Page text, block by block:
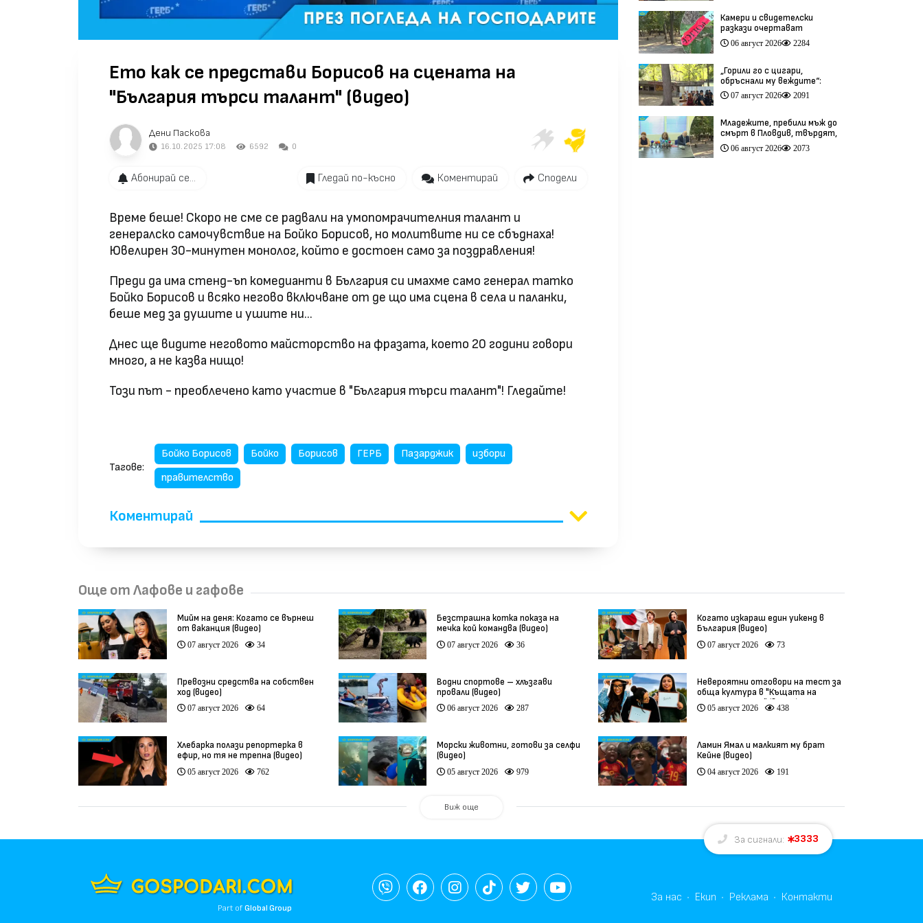
Ето как се представи Борисов на сцената на
"България търси талант" (видео)
Дени Паскова
16.10.2025 17:08 6592 0
Абонирай се... Гледай по-късно Коментирай Сподели
Време беше! Скоро не сме се радвали на умопомрачителния талант и
генералско самочувствие на Бойко Борисов, но молитвите ни се сбъднаха!
Ювелирен 30-минутен монолог, който е достоен само за поздравления!
Преди да има стенд-ъп комедианти в България си имахме само генерал татко
Бойко Борисов и всяко негово включване от де що има сцена в села и паланки,
беше мед за душите и ушите ни...
Днес ще видите неговото майсторство на фразата, което 20 години говори
много, а не казва нищо!
Този път - преоблечено като участие в "България търси талант"! Гледайте!
Тагове:
Бойко Борисов Бойко Борисов ГЕРБ Пазарджик
избори
правителство
Коментирай
Камери и свидетелски
разкази очертават
хронологията на фаталния
побой край Младежкия хълм
06 август 2026 2284
„Горили го с цигари,
обръснали му веждите“:
Побойниците от Пловдив
остават в ареста (видео)
07 август 2026 2091
Младежите, пребили мъж до
смърт в Пловдив, твърдят,
че са „ловци на педофили”
(видео)
06 август 2026 2073
Още от Лафове и гафове
Мийм на деня: Когато се върнеш
от ваканция (видео)
07 август 2026 34
Безстрашна котка показа на
мечка кой командва (видео)
07 август 2026 36
Когато изкараш един уикенд в
България (видео)
07 август 2026 73
Превозни средства на собствен
ход (видео)
07 август 2026 64
Водни спортове – хлъзгави
провали (видео)
06 август 2026 287
Невероятни отговори на тест за
обща култура в "Къщата на
инфлуенсърите" (видео)
05 август 2026 438
Хлебарка полази репортерка в
ефир, но тя не трепна (видео)
05 август 2026 762
Морски животни, готови за селфи
(видео)
05 август 2026 979
Ламин Ямал и малкият му брат
Кейне (видео)
04 август 2026 191
Виж още
За сигнали: 3333
Part ofGlobal Group
За нас Екип Реклама Контакти